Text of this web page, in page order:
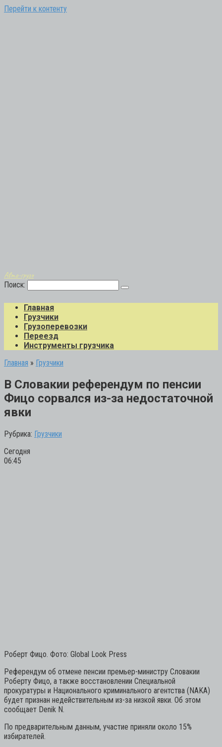
Перейти к контенту
Авто-грузо
Поиск:
Главная
Грузчики
Грузоперевозки
Переезд
Инструменты грузчика
Главная » Грузчики
В Словакии референдум по пенсии
Фицо сорвался из-за недостаточной
явки
Рубрика: Грузчики
Сегодня
06:45
Роберт Фицо. Фото: Global Look Press
Референдум об отмене пенсии премьер-министру Словакии
Роберту Фицо, а также восстановлении Специальной
прокуратуры и Национального криминального агентства (NAKA)
будет признан недействительным из-за низкой явки. Об этом
сообщает Denik N.
По предварительным данным, участие приняли около 15%
избирателей.